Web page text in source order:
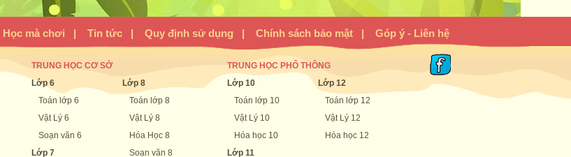
Học mà chơi | Tin tức | Quy định sử dụng | Chính sách bảo mật | Góp ý - Liên hệ
TRUNG HỌC CƠ SỞ
Lớp 6
Toán lớp 6
Vật Lý 6
Soạn văn 6
Lớp 7
Lớp 8
Toán lớp 8
Vật Lý 8
Hóa Học 8
Soạn văn 8
TRUNG HỌC PHỔ THÔNG
Lớp 10
Toán lớp 10
Vật Lý 10
Hóa học 10
Lớp 11
Lớp 12
Toán lớp 12
Vật Lý 12
Hóa học 12